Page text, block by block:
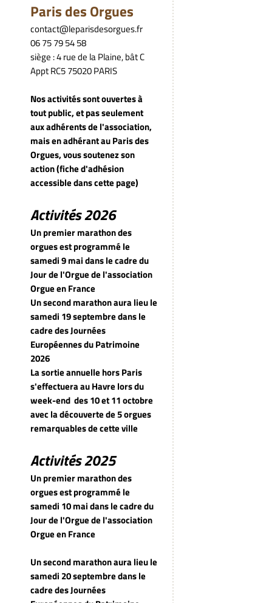
Paris des Orgues
contact@leparisdesorgues.fr
06 75 79 54 58
siège : 4 rue de la Plaine, bât C
Appt RC5 75020 PARIS
Nos activités sont ouvertes à
tout public, et pas seulement
aux adhérents de l'association,
mais en adhérant au Paris des
Orgues, vous soutenez son
action (fiche d'adhésion
accessible dans cette page)
Activités 2026
Un premier marathon des
orgues est programmé le
samedi 9 mai dans le cadre du
Jour de l'Orgue de l'association
Orgue en France
Un second marathon aura lieu le
samedi 19 septembre dans le
cadre des Journées
Européennes du Patrimoine
2026
La sortie annuelle hors Paris
s'effectuera au Havre lors du
week-end des 10 et 11 octobre
avec la découverte de 5 orgues
remarquables de cette ville
Activités 2025
Un premier marathon des
orgues est programmé le
samedi 10 mai dans le cadre du
Jour de l'Orgue de l'association
Orgue en France
Un second marathon aura lieu le
samedi 20 septembre dans le
cadre des Journées